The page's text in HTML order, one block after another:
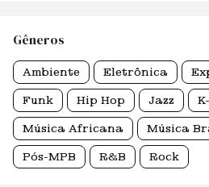
Gêneros
Ambiente Eletrônica
Funk Hip Hop Jazz
Música Africana Música
Pós-MPB R&B Rock